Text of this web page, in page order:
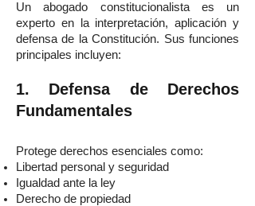
Un abogado constitucionalista es un
experto en la interpretación, aplicación y
defensa de la Constitución. Sus funciones
principales incluyen:
1. Defensa de Derechos
Fundamentales
Protege derechos esenciales como:
Libertad personal y seguridad
Igualdad ante la ley
Derecho de propiedad